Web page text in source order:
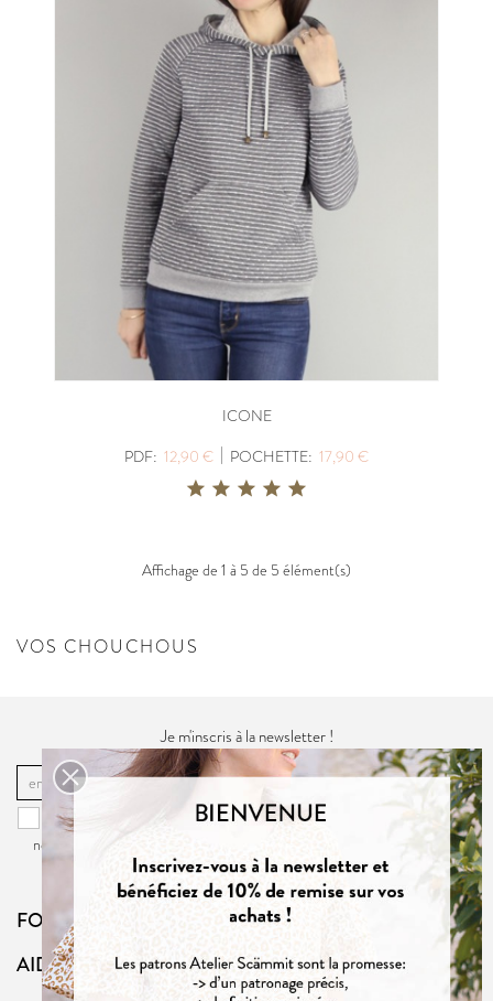
ICONE
PDF: 12,90 € | POCHETTE: 17,90 €
Affichage de 1 à 5 de 5 élément(s)
VOS CHOUCHOUS
Je m'inscris à la newsletter !
OK
Vous pouvez vous désinscrire à tout moment. Vous trouverez pour cela
nos informations de contact dans la
du site.
FOLLOW US
AIDE